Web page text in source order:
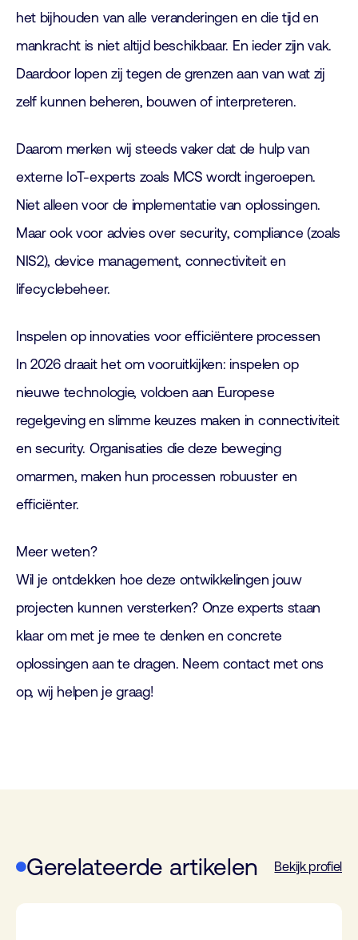
het bijhouden van alle veranderingen en die tijd en
mankracht is niet altijd beschikbaar. En ieder zijn vak.
Daardoor lopen zij tegen de grenzen aan van wat zij
zelf kunnen beheren, bouwen of interpreteren.
Daarom merken wij steeds vaker dat de hulp van
externe IoT-experts zoals MCS wordt ingeroepen.
Niet alleen voor de implementatie van oplossingen.
Maar ook voor advies over security, compliance (zoals
NIS2), device management, connectiviteit en
lifecyclebeheer.
Inspelen op innovaties voor efficiëntere processen
In 2026 draait het om vooruitkijken: inspelen op
nieuwe technologie, voldoen aan Europese
regelgeving en slimme keuzes maken in connectiviteit
en security. Organisaties die deze beweging
omarmen, maken hun processen robuuster en
efficiënter.
Meer weten?
Wil je ontdekken hoe deze ontwikkelingen jouw
projecten kunnen versterken? Onze experts staan
klaar om met je mee te denken en concrete
oplossingen aan te dragen. Neem contact met ons
op, wij helpen je graag!
Gerelateerde artikelen Bekijk profiel